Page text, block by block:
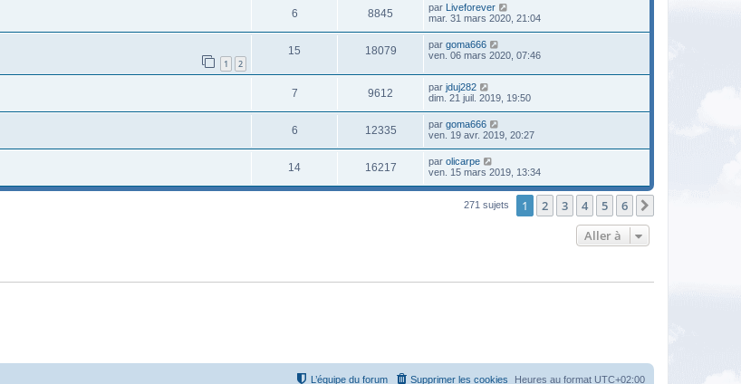
6 8845 par Liveforever
mar. 31 mars 2020, 21:04
1 2
15 18079 par goma666
ven. 06 mars 2020, 07:46
7 9612 par jduj282
dim. 21 juil. 2019, 19:50
6 12335 par goma666
ven. 19 avr. 2019, 20:27
14 16217 par olicarpe
ven. 15 mars 2019, 13:34
271 sujets 1 2 3 4 5 6
Aller à
Heures au format UTC+02:00
Supprimer les cookies
L’équipe du forum